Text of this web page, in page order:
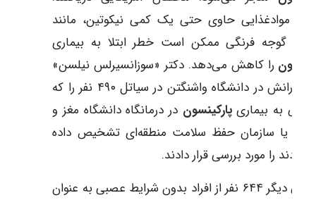
موادغذایی حاوی حتی یک کمی نیکوتین، مانند
و گوجه فرنگی ممکن است خطر ابتلا به بیماری
را کاهش می‌دهد. دکتر «سوزانسیرلس نیلسن»
و همکارانش در دانشگاه واشنگتن در سیاتل ۴۹۰ نفر را که
به بیماریپارکینسون در درمانگاه دانشگاه مغز و
یا سازمان حفظ سلامت منطقه‌ای تشخیص داده
بودند را مورد بررسی قرار دادند.
از طرفی دیگر ۶۴۴ نفر از افراد بدون شرایط عصبی به عنوان